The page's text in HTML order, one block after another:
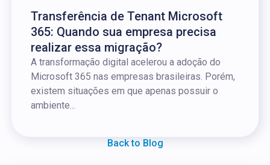
Transferência de Tenant Microsoft
365: Quando sua empresa precisa
realizar essa migração?
A transformação digital acelerou a adoção do
Microsoft 365 nas empresas brasileiras. Porém,
existem situações em que apenas possuir o
ambiente...
Back to Blog